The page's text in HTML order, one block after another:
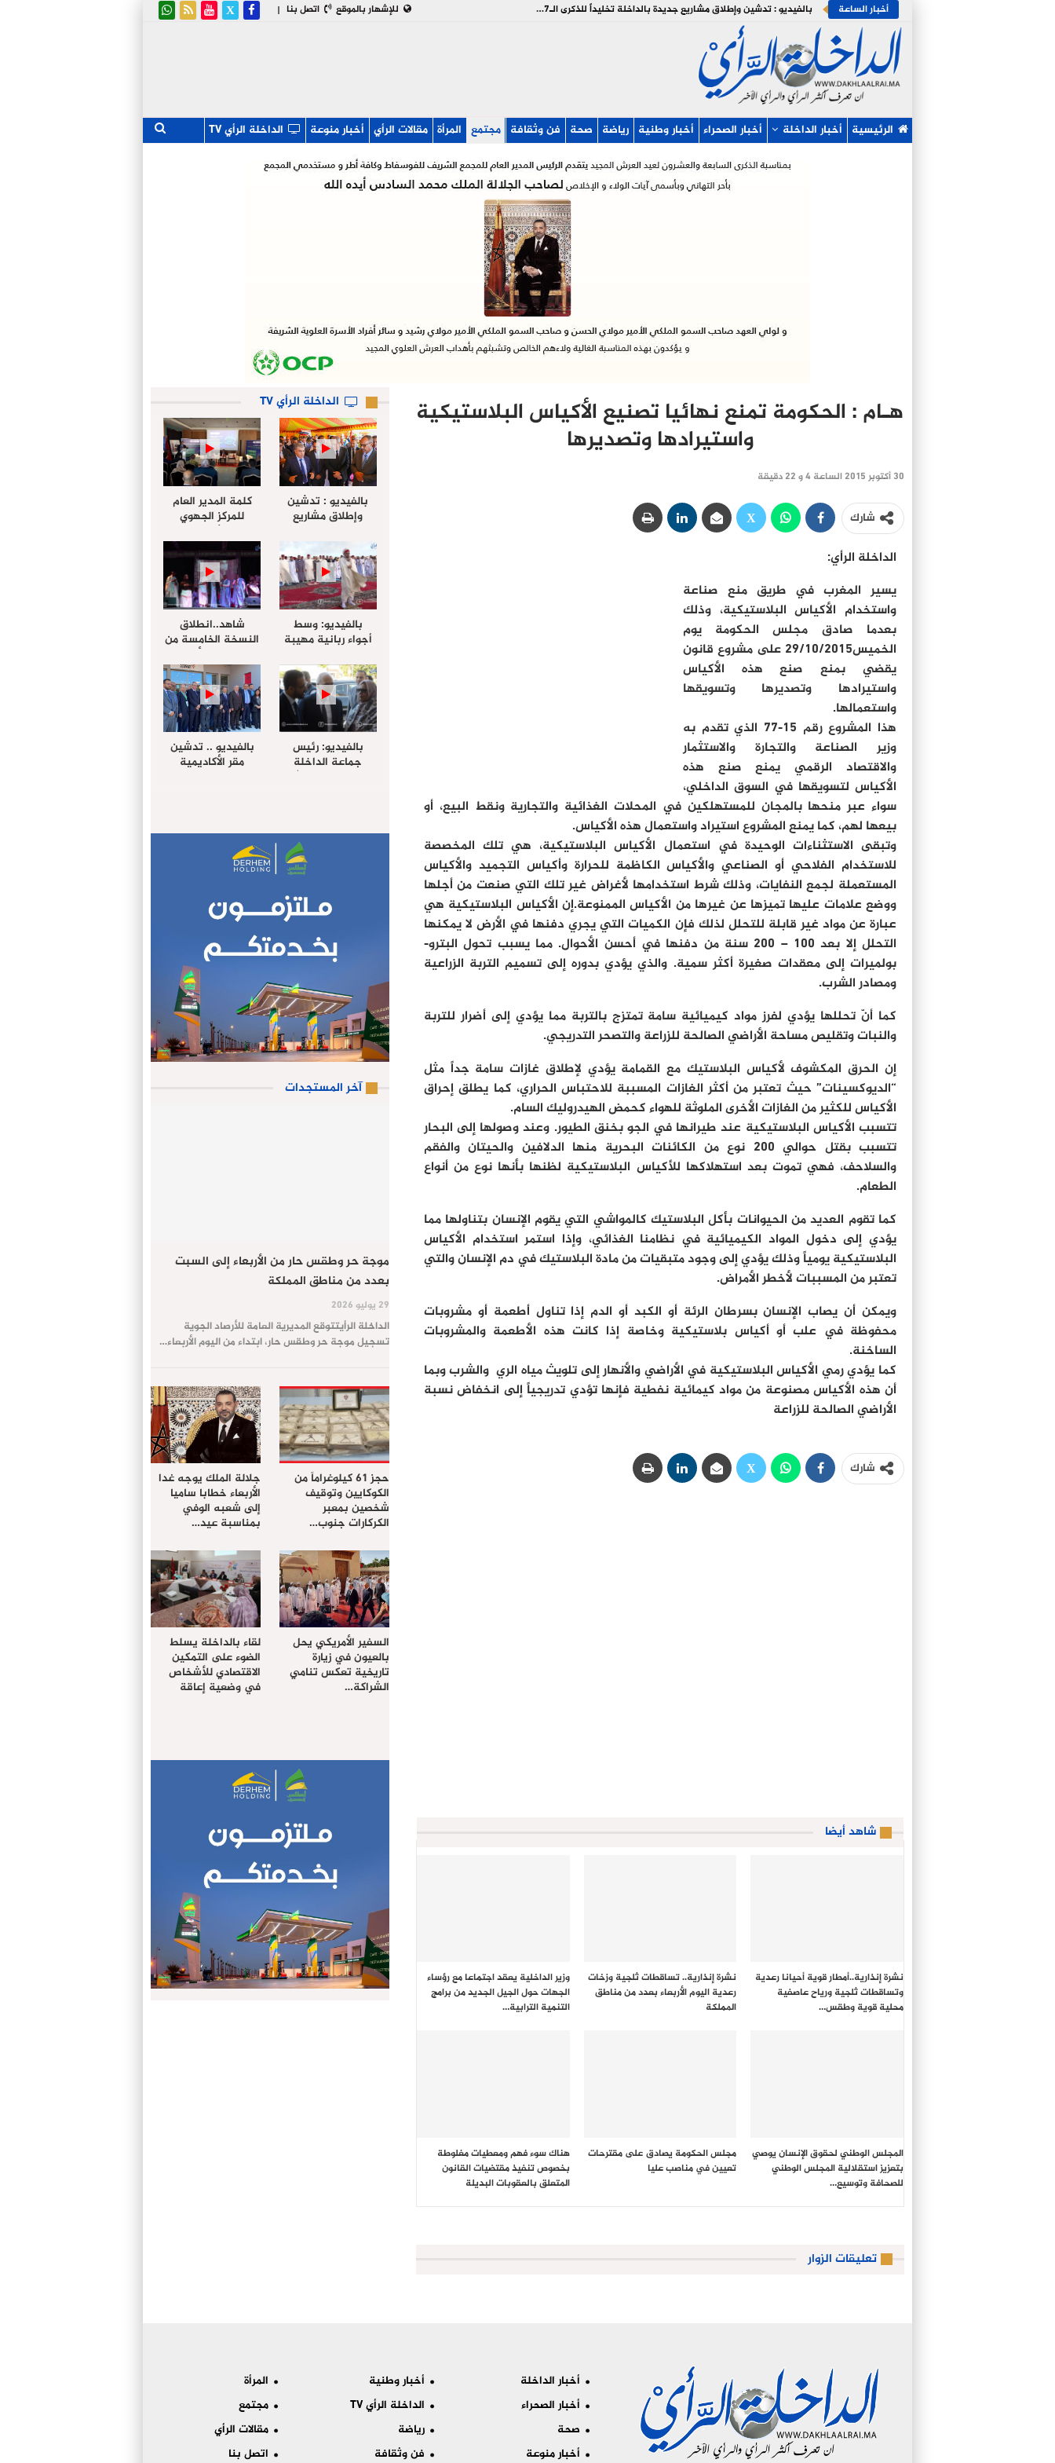
| اتصل بنا للإشهار بالموقع أخبار الساعة بالفيديو : تدشين وإطلاق مشاريع جديدة بالداخلة تخليداً للذكرى الـ27 لعيد العرش
الرئيسية أخبار الداخلة أخبار الصحراء أخبار وطنية رياضة صحة فن وثقافة مجتمع المرأة مقالات الرأي أخبار منوعة الداخلة الرأي TV
هـام : الحكومة تمنع نهائيا تصنيع الأكياس البلاستيكية
واستيرادها وتصديرها‎
30 أكتوبر 2015 الساعة 4 و 22 دقيقة
شارك
الداخلة الرأي:
يسير المغرب في طريق منع صناعة
واستخدام الأكياس البلاستيكية، وذلك
بعدما صادق مجلس الحكومة يوم
الخميس29/10/2015 على مشروع قانون
يقضي بمنع صنع هذه الأكياس
واستيرادها وتصديرها وتسويقها
واستعمالها.
هذا المشروع رقم 15-77 الذي تقدم به
وزير الصناعة والتجارة والاستثمار
والاقتصاد الرقمي يمنع صنع هذه
الأكياس لتسويقها في السوق الداخلي،
سواء عبر منحها بالمجان للمستهلكين في المحلات الغذائية والتجارية ونقط البيع، أو
بيعها لهم، كما يمنع المشروع استيراد واستعمال هذه الأكياس.
وتبقى الاستثناءات الوحيدة في استعمال الأكياس البلاستيكية، هي تلك المخصصة
للاستخدام الفلاحي أو الصناعي والأكياس الكاظمة للحرارة وأكياس التجميد والأكياس
المستعملة لجمع النفايات، وذلك شرط استخدامها لأغراض غير تلك التي صنعت من أجلها
ووضع علامات عليها تميزها عن غيرها من الأكياس الممنوعة.إن الأكياس البلاستيكية هي
عبارة عن مواد غير قابلة للتحلل لذلك فإن الكميات التي يجري دفنها في الأرض لا يمكنها
التحلل إلا بعد 100 – 200 سنة من دفنها في أحسن الأحوال. مما يسبب تحول البترو-
بولميرات إلى معقدات صغيرة أكثر سمية. والذي يؤدي بدوره إلى تسميم التربة الزراعية
ومصادر الشرب.
كما أنّ تحللها يؤدي لفرز مواد كيميائية سامة تمتزج بالتربة مما يؤدي إلى أضرار للتربة
والنبات وتقليص مساحة الأراضي الصالحة للزراعة والتصحر التدريجي.
إن الحرق المكشوف لأكياس البلاستيك مع القمامة يؤدي لإطلاق غازات سامة جداً مثل
“الديوكسينات” حيث تعتبر من أكثر الغازات المسببة للاحتباس الحراري، كما يطلق إحراق
الأكياس للكثير من الغازات الأخرى الملوثة للهواء كحمض الهيدروليك السام.
تتسبب الأكياس البلاستيكية عند طيرانها في الجو بخنق الطيور. وعند وصولها إلى البحار
تتسبب بقتل حوالي 200 نوع من الكائنات البحرية منها الدلافين والحيتان والفقم
والسلاحف، فهي تموت بعد استهلاكها للأكياس البلاستيكية لظنها بأنها نوع من أنواع
الطعام.
كما تقوم العديد من الحيوانات بأكل البلاستيك كالمواشي التي يقوم الإنسان بتناولها مما
يؤدي إلى دخول المواد الكيميائية في نظامنا الغذائي، وإذا استمر استخدام الأكياس
البلاستيكية يومياً وذلك يؤدي إلى وجود متبقيات من مادة البلاستيك في دم الإنسان والتي
تعتبر من المسببات لأخطر الأمراض.
ويمكن أن يصاب الإنسان بسرطان الرئة أو الكبد أو الدم إذا تناول أطعمة أو مشروبات
محفوظة في علب أو أكياس بلاستيكية وخاصة إذا كانت هذه الأطعمة والمشروبات
الساخنة.
كما يؤدي رمي الأكياس البلاستيكية في الأراضي والأنهار إلى تلويث مياه الري والشرب وبما
أن هذه الأكياس مصنوعة من مواد كيمائية نفطية فإنها تؤدي تدريجياً إلى انخفاض نسبة
الأراضي الصالحة للزراعة
شارك
شاهد أيضا
نشرة إنذارية..أمطار قوية أحيانا رعدية
وتساقطات ثلجية ورياح عاصفية
محلية قوية وطقس…
نشرة إنذارية.. تساقطات ثلجية وزخات
رعدية اليوم الأربعاء بعدد من مناطق
المملكة
وزير الداخلية يعقد اجتماعا مع رؤساء
الجهات حول الجيل الجديد من برامج
التنمية الترابية…
المجلس الوطني لحقوق الإنسان يوصي
بتعزيز استقلالية المجلس الوطني
للصحافة وتوسيع…
مجلس الحكومة يصادق على مقترحات
تعيين في مناصب عليا
هناك سوء فهم ومعطيات مغلوطة
بخصوص تنفيذ مقتضيات القانون
المتعلق بالعقوبات البديلة
تعليقات الزوار
الداخلة الرأي TV
بالفيديو : تدشين
وإطلاق مشاريع
لعيد العرش
كلمة المدير العام
للمركز الجهوي
للإستثمار خلال
أشغال لإجتماع
التقييمي للجنة
الجهوية الموحد
لإستثمار بجهة
الداخلة…
بالفيديو: وسط
أجواء ربانية مهيبة
علي خليل ” يؤدي
صلاة عيد الفطر مع
جموع المصلين
شاهد..انطلاق
النسخة الخامسة من
مهرجان “الأمداح
النبوية” المنظم من
طرف مجلس جهة
الداخلة وادي الذهب
بالفيديو: رئيس
جماعة الداخلة
الراغب حرمة الله
الامريكية
بالفيديو .. تدشين
مقر الأكاديمية
آخر المستجدات
موجة حر وطقس حار من الأربعاء إلى السبت
بعدد من مناطق المملكة
29 يوليو 2026
الداخلة الرأيتتوقع المديرية العامة للأرصاد الجوية
تسجيل موجة حر وطقس حار، ابتداء من اليوم الأربعاء…
حجز 61 كيلوغراماً من
الكوكايين وتوقيف
شخصين بمعبر
الكركارات جنوب…
جلالة الملك يوجه غدا
الأربعاء خطابا ساميا
إلى شعبه الوفي
بمناسبة عيد…
السفير الأمريكي يحل
بالعيون في زيارة
تاريخية تعكس تنامي
الشراكة…
لقاء بالداخلة يسلط
الضوء على التمكين
الاقتصادي للأشخاص
في وضعية إعاقة
أخبار الداخلة
أخبار الصحراء
صحة
أخبار منوعة
أخبار وطنية
الداخلة الرأي TV
رياضة
فن وثقافة
المرأة
مجتمع
مقالات الرأي
اتصل بنا